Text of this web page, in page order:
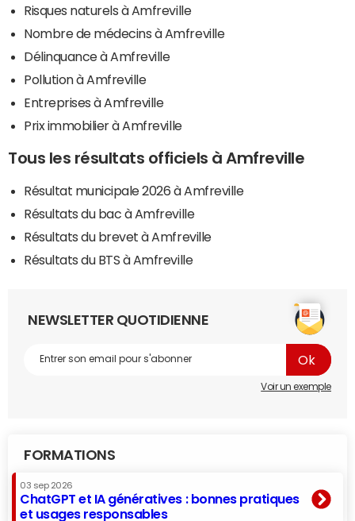
Risques naturels à Amfreville
Nombre de médecins à Amfreville
Délinquance à Amfreville
Pollution à Amfreville
Entreprises à Amfreville
Prix immobilier à Amfreville
Tous les résultats officiels à Amfreville
Résultat municipale 2026 à Amfreville
Résultats du bac à Amfreville
Résultats du brevet à Amfreville
Résultats du BTS à Amfreville
NEWSLETTER QUOTIDIENNE
Voir un exemple
FORMATIONS
03 sep 2026
ChatGPT et IA génératives : bonnes pratiques
et usages responsables